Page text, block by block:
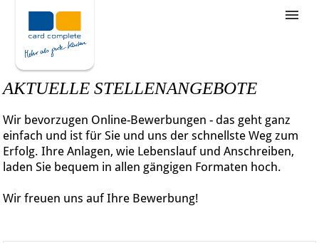
Stellenangebote
Unternehmensziele
Wie bewerbe ich mich
AKTUELLE STELLENANGEBOTE
Wir bevorzugen Online-Bewerbungen - das geht ganz
einfach und ist für Sie und uns der schnellste Weg zum
Erfolg. Ihre Anlagen, wie Lebenslauf und Anschreiben,
laden Sie bequem in allen gängigen Formaten hoch.
Wir freuen uns auf Ihre Bewerbung!